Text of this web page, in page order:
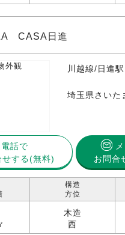
CASA日進
川越線/日進
埼玉県さいた
電話で
せする
お問合
構造
方位
木造
西